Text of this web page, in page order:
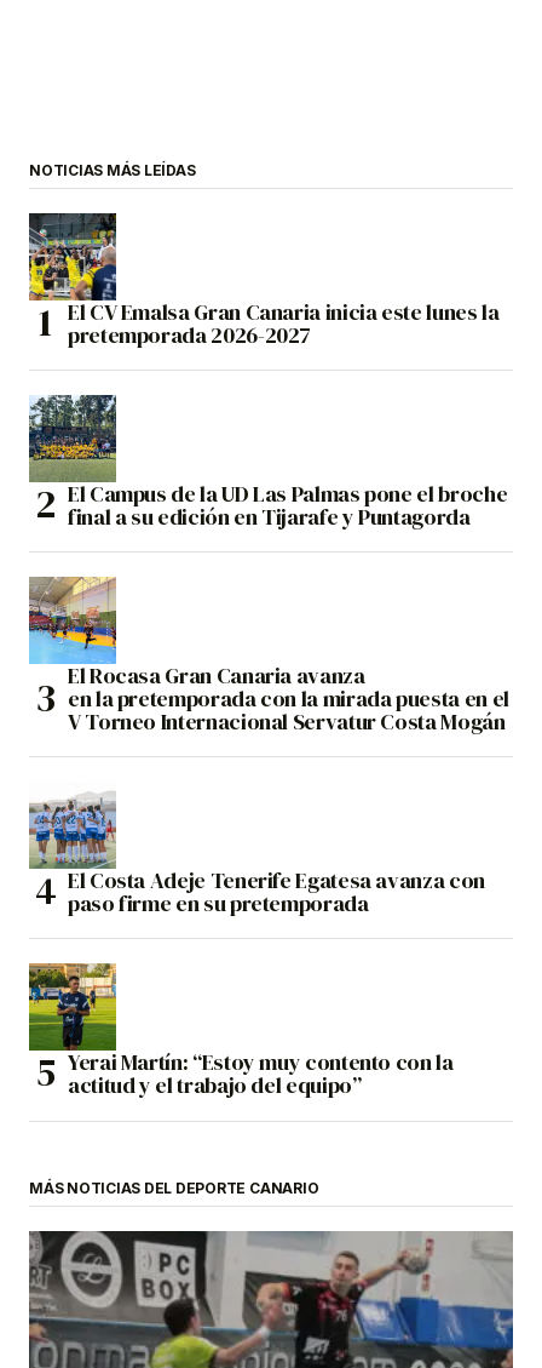
NOTICIAS MÁS LEÍDAS
El CV Emalsa Gran Canaria inicia este lunes la
pretemporada 2026-2027
El Campus de la UD Las Palmas pone el broche
final a su edición en Tijarafe y Puntagorda
El Rocasa Gran Canaria avanza
en la pretemporada con la mirada puesta en el
V Torneo Internacional Servatur Costa Mogán
El Costa Adeje Tenerife Egatesa avanza con
paso firme en su pretemporada
Yerai Martín: “Estoy muy contento con la
actitud y el trabajo del equipo”
MÁS NOTICIAS DEL DEPORTE CANARIO